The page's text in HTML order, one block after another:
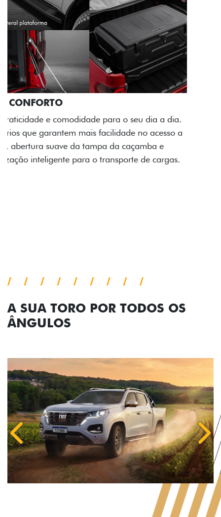
PACK OFF-ROAD
Prepare sua picape para qualquer desafio. O Pack
off-road combina engate de reboque para até 3,5
toneladas, alargadores de para-lamas e overbumper,
oferecendo mais capacidade de reboque, proteção
A SUA TORO POR TODOS OS
ÂNGULOS
Anterior